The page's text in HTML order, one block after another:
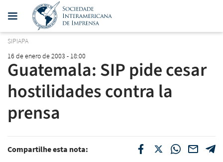
SIPIAPA
16 de enero de 2003 - 18:00
Guatemala: SIP pide cesar
hostilidades contra la
prensa
Compartilhe esta nota: